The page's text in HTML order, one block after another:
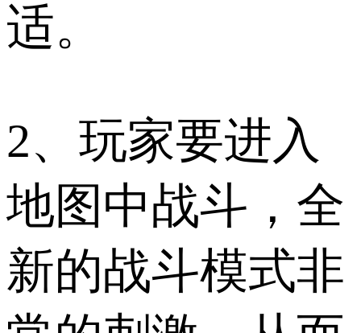
适。
2、玩家要进入
地图中战斗，全
新的战斗模式非